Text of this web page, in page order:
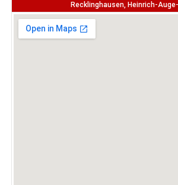
Recklinghausen, Heinrich-